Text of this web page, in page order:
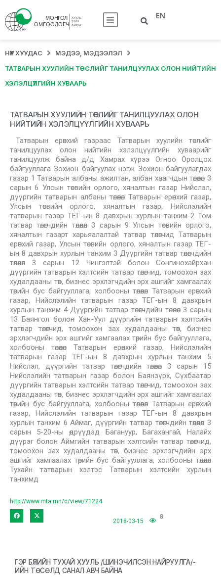
EN
НҮҮР ХУУДАС МЭДЭЭ, МЭДЭЭЛЭЛ
ТАТВАРЫН ХУУЛИЙН ТӨСЛИЙГ ТАНИЛЦУУЛАХ ОЛОН НИЙТИЙН
ХЭЛЭЛЦҮҮЛГИЙН ХУВААРЬ
ТАТВАРЫН ХУУЛИЙН ТӨСЛИЙГ ТАНИЛЦУУЛАХ ОЛОН
НИЙТИЙН ХЭЛЭЛЦҮҮЛГИЙН ХУВААРЬ
Татварын ерөнхий газраас Татварын хуулийн төслийг
танилцуулах олон нийтийн хэлэлцүүлгийн хуваарийг
танилцуулж байна д/д Хамрах хүрээ Огноо Оролцох
байгууллага Зохион байгуулах нэгж Зохион байгуулагдах
газар 1 Татварын албаны ажилтан, албан хаагчдын төлөөлөл 3
сарын 6 Улсын төсвийн орлого, хяналтын газар Нийслэл,
дүүргийн татварын албаны төлөөлөл Татварын ерөнхий газар,
Улсын төсвийн орлого, хяналтын газар, Нийслэлийн
татварын газар ТЕГ-ын 8 давхрын хурлын танхим 2 Том
татвар төлөгчдийн төлөөлөл 3 сарын 9 Улсын төсвийн орлого,
хяналтын газарт харьяалалтай татвар төлөгчид Татварын
ерөнхий газар, Улсын төсвийн орлого, хяналтын газар ТЕГ-
ын 8 давхрын хурлын танхим 3 Дүүргийн татвар төлөгчдийн
төлөөлөл 3 сарын 12 Чингэлтэй болон Сонгинохайрхан
дүүргийн татварын хэлтсийн татвар төлөгчид, томоохон зах
худалдааны төв, бизнес эрхлэгчдийн эрх ашгийг хамгаалах
төрийн бус байгууллага, холбооны төлөөлөл Татварын ерөнхий
газар, Нийслэлийн татварын газар ТЕГ-ын 8 давхрын
хурлын танхим 4 Дүүргийн татвар төлөгчдийн төлөөлөл 3 сарын
13 Баянгол болон Хан-Уул дүүргийн татварын хэлтсийн
татвар төлөгчид, томоохон зах худалдааны төв, бизнес
эрхлэгчдийн эрх ашгийг хамгаалах төрийн бус байгууллага,
холбооны төлөөлөл Татварын ерөнхий газар, Нийслэлийн
татварын газар ТЕГ-ын 8 давхрын хурлын танхим 5
Нийслэл, дүүргийн татвар төлөгчдийн төлөөлөл 3 сарын 15
Нийслэлийн татварын газар болон Баянзүрх, Сүхбаатар
дүүргийн татварын хэлтсийн татвар төлөгчид, томоохон зах
худалдааны төв, бизнес эрхлэгчдийн эрх ашгийг хамгаалах
төрийн бус байгууллага, холбооны төлөөлөл Татварын ерөнхий
газар, Нийслэлийн татварын газар ТЕГ-ын 8 давхрын
хурлын танхим 6 Аймаг, дүүргийн татвар төлөгчдийн төлөөлөл 3
сарын 5-20-ны өдрүүдэд Багануур, Багахангай, Налайх
дүүрэг болон Аймгийн татварын хэлтсийн татвар төлөгчид,
томоохон зах худалдааны төв, бизнес эрхлэгчдийн эрх
ашгийг хамгаалах төрийн бус байгууллага, холбооны төлөөлөл
Тухайн татварын хэлтэс Татварын хэлтсийн хурлын
танхимд
http://www.mta.mn/c/view/71224
2018-03-15
8
ГЭР БҮЛИЙН ТУХАЙ ХУУЛЬ /ШИНЭЧИЛСЭН НАЙРУУЛГА/-
ИЙН ТӨСӨЛД САНАЛ АВЧ БАЙНА